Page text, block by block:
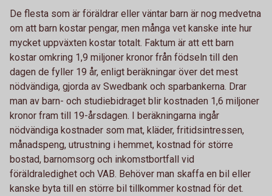
De flesta som är föräldrar eller väntar barn är nog medvetna
om att barn kostar pengar, men många vet kanske inte hur
mycket uppväxten kostar totalt. Faktum är att ett barn
kostar omkring 1,9 miljoner kronor från födseln till den
dagen de fyller 19 år, enligt beräkningar över det mest
nödvändiga, gjorda av Swedbank och sparbankerna. Drar
man av barn- och studiebidraget blir kostnaden 1,6 miljoner
kronor fram till 19-årsdagen. I beräkningarna ingår
nödvändiga kostnader som mat, kläder, fritidsintressen,
månadspeng, utrustning i hemmet, kostnad för större
bostad, barnomsorg och inkomstbortfall vid
föräldraledighet och VAB. Behöver man skaffa en bil eller
kanske byta till en större bil tillkommer kostnad för det.